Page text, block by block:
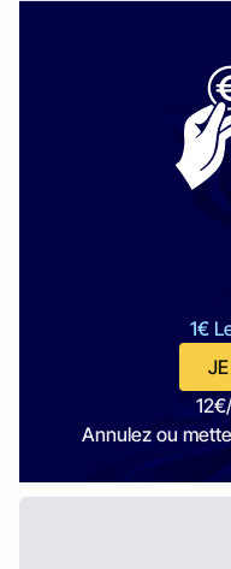
1€
Annulez ou